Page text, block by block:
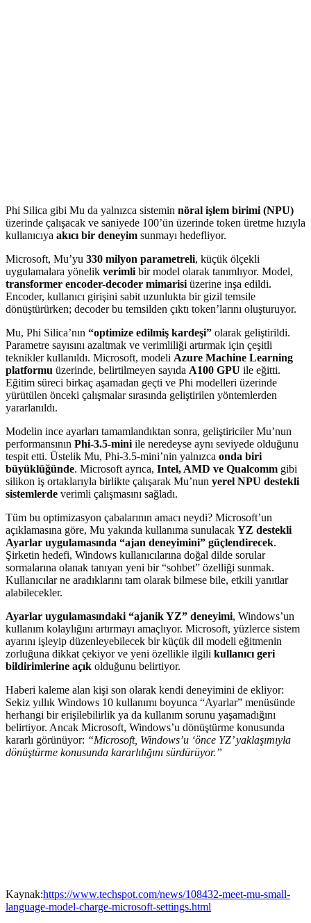
Phi Silica gibi Mu da yalnızca sistemin nöral işlem birimi (NPU)
üzerinde çalışacak ve saniyede 100’ün üzerinde token üretme hızıyla
kullanıcıya akıcı bir deneyim sunmayı hedefliyor.
Microsoft, Mu’yu 330 milyon parametreli, küçük ölçekli
uygulamalara yönelik verimli bir model olarak tanımlıyor. Model,
transformer encoder-decoder mimarisi üzerine inşa edildi.
Encoder, kullanıcı girişini sabit uzunlukta bir gizil temsile
dönüştürürken; decoder bu temsilden çıktı token’larını oluşturuyor.
Mu, Phi Silica’nın “optimize edilmiş kardeşi” olarak geliştirildi.
Parametre sayısını azaltmak ve verimliliği artırmak için çeşitli
teknikler kullanıldı. Microsoft, modeli Azure Machine Learning
platformu üzerinde, belirtilmeyen sayıda A100 GPU ile eğitti.
Eğitim süreci birkaç aşamadan geçti ve Phi modelleri üzerinde
yürütülen önceki çalışmalar sırasında geliştirilen yöntemlerden
yararlanıldı.
Modelin ince ayarları tamamlandıktan sonra, geliştiriciler Mu’nun
performansının Phi-3.5-mini ile neredeyse aynı seviyede olduğunu
tespit etti. Üstelik Mu, Phi-3.5-mini’nin yalnızca onda biri
büyüklüğünde. Microsoft ayrıca, Intel, AMD ve Qualcomm gibi
silikon iş ortaklarıyla birlikte çalışarak Mu’nun yerel NPU destekli
sistemlerde verimli çalışmasını sağladı.
Tüm bu optimizasyon çabalarının amacı neydi? Microsoft’un
açıklamasına göre, Mu yakında kullanıma sunulacak YZ destekli
Ayarlar uygulamasında “ajan deneyimini” güçlendirecek.
Şirketin hedefi, Windows kullanıcılarına doğal dilde sorular
sormalarına olanak tanıyan yeni bir “sohbet” özelliği sunmak.
Kullanıcılar ne aradıklarını tam olarak bilmese bile, etkili yanıtlar
alabilecekler.
Ayarlar uygulamasındaki “ajanik YZ” deneyimi, Windows’un
kullanım kolaylığını artırmayı amaçlıyor. Microsoft, yüzlerce sistem
ayarını işleyip düzenleyebilecek bir küçük dil modeli eğitmenin
zorluğuna dikkat çekiyor ve yeni özellikle ilgili kullanıcı geri
bildirimlerine açık olduğunu belirtiyor.
Haberi kaleme alan kişi son olarak kendi deneyimini de ekliyor:
Sekiz yıllık Windows 10 kullanımı boyunca “Ayarlar” menüsünde
herhangi bir erişilebilirlik ya da kullanım sorunu yaşamadığını
belirtiyor. Ancak Microsoft, Windows’u dönüştürme konusunda
kararlı görünüyor: “Microsoft, Windows’u ‘önce YZ’ yaklaşımıyla
dönüştürme konusunda kararlılığını sürdürüyor.”
Kaynak:https://www.techspot.com/news/108432-meet-mu-small-
language-model-charge-microsoft-settings.html